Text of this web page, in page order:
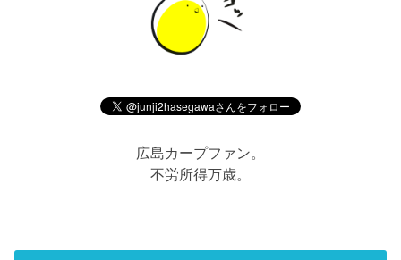
広島カープファン。
不労所得万歳。